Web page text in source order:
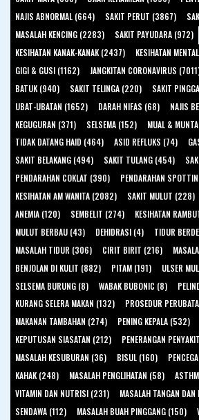
NAJIS ABNORMAL (664)
SAKIT PERUT (3867)
MASALAH KENCING (2283)
SAKIT PAYUDARA (972)
KESIHATAN KANAK-KANAK (2437)
KESIHATAN
GIGI & GUSI (1162)
JANGKITAN CORONAVIRUS
BATUK (940)
SAKIT TELINGA (220)
SAKIT
UBAT-UBATAN (1652)
DARAH NIFAS (68)
NAJIS
KEGUGURAN (371)
SELSEMA (152) MUAL &
TIDAK DATANG HAID (464)
ASID REFLUKS (74)
SAKIT BELAKANG (494)
SAKIT TULANG (454)
PENDARAHAN COKLAT (390)
PENDARAHAN
KESIHATAN AM WANITA (2082)
SAKIT MULUT (228)
ANEMIA (120)
SEMBELIT (274)
KESIHATAN
MULUT BERBAU (43)
DEHIDRASI (4)
TIDUR
MASALAH TIDUR (306)
CIRIT BIRIT (216)
BENJOLAN DI KULIT (882)
PITAM (191)
ULSER
SELSEMA BURUNG (8)
WABAK BUBONIC (8)
KURANG SELERA MAKAN (132)
PROSEDUR
MAKANAN TAMBAHAN (274)
PENING KEPALA (532)
KEPUTUSAN SIASATAN (212)
PENERANGAN
MASALAH KESUBURAN (36)
BISUL (160)
KAHAK (248)
MASALAH PENGLIHATAN (58)
VITAMIN DAN NUTRISI (231)
MASALAH TANGAN
SENDAWA (112)
MASALAH BUAH PINGGANG (150)